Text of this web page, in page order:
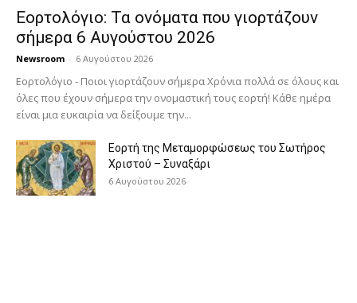
Εορτολόγιο: Τα ονόματα που γιορτάζουν
σήμερα 6 Αυγούστου 2026
Newsroom - 6 Αυγούστου 2026
Εορτολόγιο - Ποιοι γιορτάζουν σήμερα Χρόνια πολλά σε όλους και
όλες που έχουν σήμερα την ονομαστική τους εορτή! Κάθε ημέρα
είναι μια ευκαιρία να δείξουμε την...
Εορτή της Μεταμορφώσεως του Σωτήρος
Χριστού – Συναξάρι
6 Αυγούστου 2026